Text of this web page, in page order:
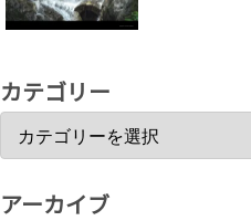
カテゴリー
アーカイブ